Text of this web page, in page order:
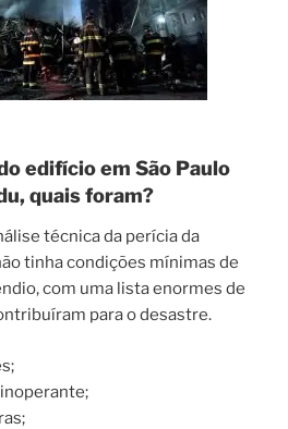
edifício em São Paulo
quais foram?
técnica da perícia da
tinha condições mínimas de
com uma lista enormes de
para o desastre.